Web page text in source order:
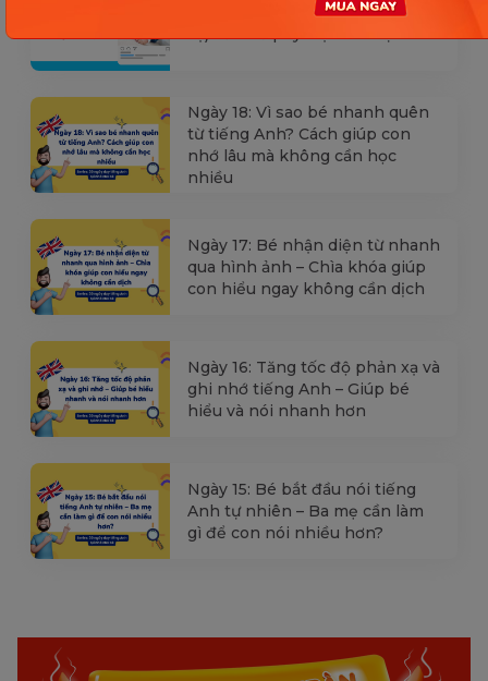
[Thảo luận] Cơn thịnh nộ (ăn
vạ) của trẻ | Kỷ luật tích cực #17
Ngày 18: Vì sao bé nhanh quên
từ tiếng Anh? Cách giúp con
nhớ lâu mà không cần học
nhiều
Ngày 17: Bé nhận diện từ nhanh
qua hình ảnh – Chìa khóa giúp
con hiểu ngay không cần dịch
Ngày 16: Tăng tốc độ phản xạ và
ghi nhớ tiếng Anh – Giúp bé
hiểu và nói nhanh hơn
Ngày 15: Bé bắt đầu nói tiếng
Anh tự nhiên – Ba mẹ cần làm
gì để con nói nhiều hơn?